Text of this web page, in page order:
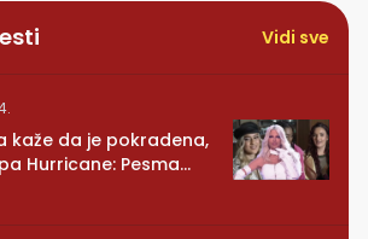
Vidi sve
kaže da je pokradena,
Hurricane: Pesma